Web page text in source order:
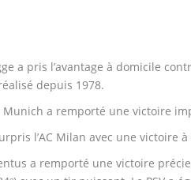
a pris l’avantage à domicile
depuis 1978.
Munich a remporté une victoire
l’AC Milan avec une victoire
a remporté une victoire